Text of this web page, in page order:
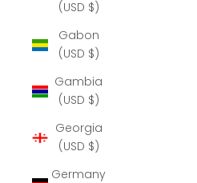
(USD $)
Gabon
(USD $)
Gambia
(USD $)
Georgia
(USD $)
Germany